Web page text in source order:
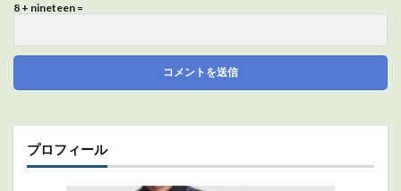
8 + nineteen =
プロフィール